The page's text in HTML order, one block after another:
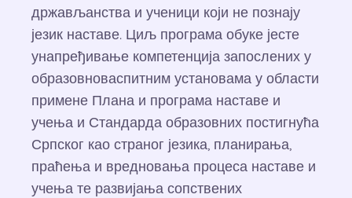
држављанства и ученици који не познају
језик наставе. Циљ програма обуке јесте
унапређивање компетенција запослених у
образовноваспитним установама у области
примене Плана и програма наставе и
учења и Стандарда образовних постигнућа
Српског као страног језика, планирања,
праћења и вредновања процеса наставе и
учења те развијања сопствених